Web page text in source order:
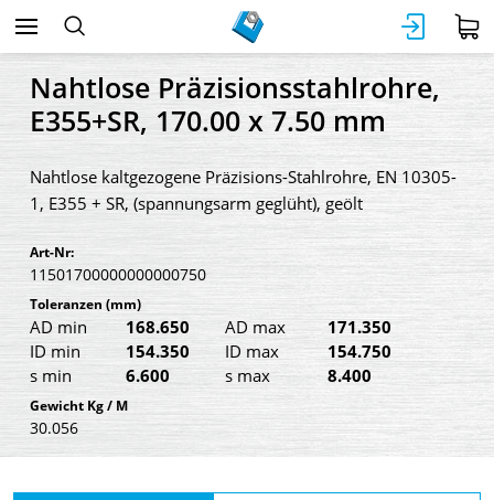
Nahtlose Präzisionsstahlrohre,
E355+SR, 170.00 x 7.50 mm
Nahtlose kaltgezogene Präzisions-Stahlrohre, EN 10305-
1, E355 + SR, (spannungsarm geglüht), geölt
Art-Nr:
11501700000000000750
Toleranzen (mm)
AD min 168.650 AD max
171.350
ID min
154.350 ID max
154.750
s min
6.600 s max 8.400
Gewicht Kg / M
30.056